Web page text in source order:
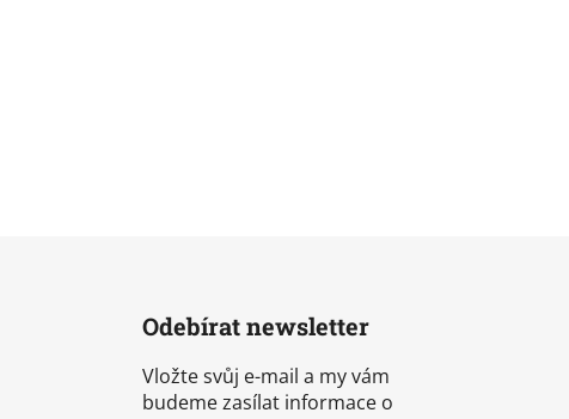
Odebírat newsletter
Vložte svůj e-mail a my vám
budeme zasílat informace o